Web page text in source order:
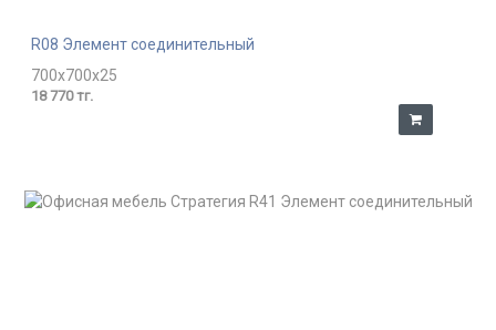
R08 Элемент соединительный
700x700x25
18 770 тг.